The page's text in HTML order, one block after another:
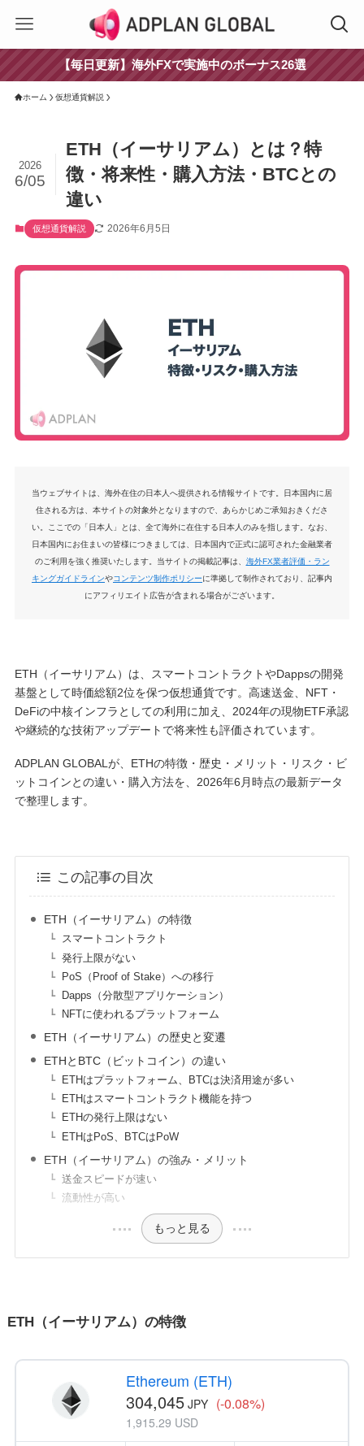
【毎日更新】海外FXで実施中のボーナス26選
ホーム 仮想通貨解説
ETH（イーサリアム）とは？特
徴・将来性・購入方法・BTCとの
違い
2026
6/05
仮想通貨解説 2026年6月5日
当ウェブサイトは、海外在住の日本人へ提供される情報サイトです。日本国内に居
住される方は、本サイトの対象外となりますので、あらかじめご承知おきくださ
い。ここでの「日本人」とは、全て海外に在住する日本人のみを指します。なお、
日本国内にお住まいの皆様につきましては、日本国内で正式に認可された金融業者
のご利用を強く推奨いたします。当サイトの掲載記事は、 海外FX業者評価・ラン
キングガイドラインやコンテンツ制作ポリシーに準拠して制作されており、記事内
にアフィリエイト広告が含まれる場合がございます。
ETH（イーサリアム）は、スマートコントラクトやDappsの開発
基盤として時価総額2位を保つ仮想通貨です。高速送金、NFT・
DeFiの中核インフラとしての利用に加え、2024年の現物ETF承認
や継続的な技術アップデートで将来性も評価されています。
ADPLAN GLOBALが、ETHの特徴・歴史・メリット・リスク・ビ
ットコインとの違い・購入方法を、2026年6月時点の最新データ
で整理します。
この記事の目次
ETH（イーサリアム）の特徴
スマートコントラクト
発行上限がない
PoS（Proof of Stake）への移行
Dapps（分散型アプリケーション）
NFTに使われるプラットフォーム
ETH（イーサリアム）の歴史と変遷
ETHとBTC（ビットコイン）の違い
ETHはプラットフォーム、BTCは決済用途が多い
ETHはスマートコントラクト機能を持つ
ETHの発行上限はない
ETHはPoS、BTCはPoW
ETH（イーサリアム）の強み・メリット
送金スピードが速い
流動性が高い
もっと見る
ETH（イーサリアム）の特徴
Ethereum (ETH)
304,045 JPY (-0.08%)
1,915.29 USD